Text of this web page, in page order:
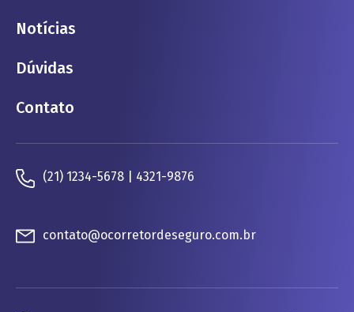
Notícias
Dúvidas
Contato
(21) 1234-5678 | 4321-9876
contato@ocorretordeseguro.com.br